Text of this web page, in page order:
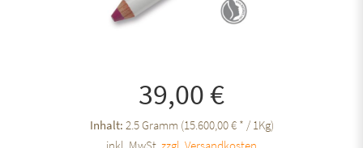
39,00 €
Inhalt: 2.5 Gramm (15.600,00 € * / 1Kg)